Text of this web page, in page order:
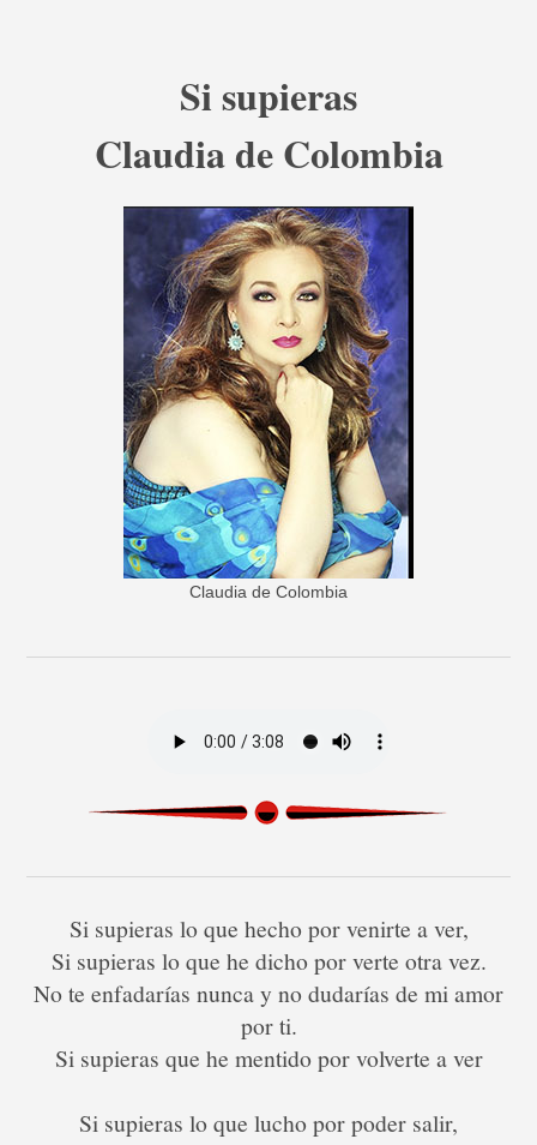
Si supieras
Claudia de Colombia
Claudia de Colombia
Si supieras lo que hecho por venirte a ver,
Si supieras lo que he dicho por verte otra vez.
No te enfadarías nunca y no dudarías de mi amor
por ti.
Si supieras que he mentido por volverte a ver
Si supieras lo que lucho por poder salir,